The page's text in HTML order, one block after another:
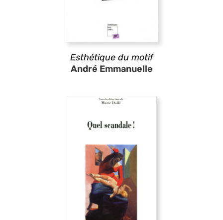
Esthétique du motif
André Emmanuelle